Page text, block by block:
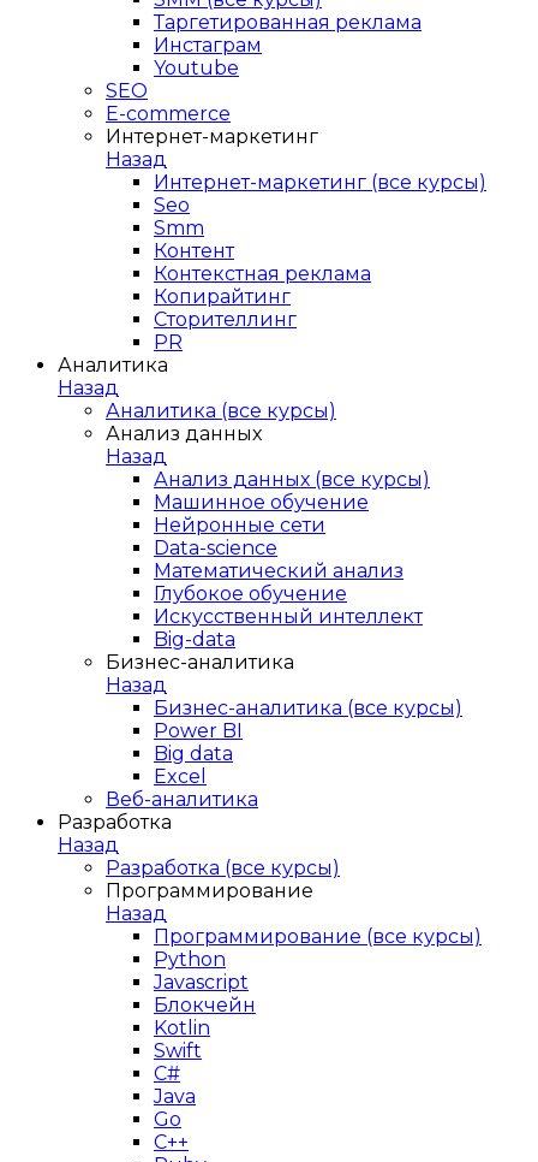
Таргетированная реклама
Инстаграм
Youtube
SEO
E-сommerce
Интернет-маркетинг
Назад
Интернет-маркетинг (все курсы)
Seo
Smm
Контент
Контекстная реклама
Копирайтинг
Сторителлинг
PR
Аналитика
Назад
Аналитика (все курсы)
Анализ данных
Назад
Анализ данных (все курсы)
Машинное обучение
Нейронные сети
Data-science
Математический анализ
Глубокое обучение
Искусственный интеллект
Big-data
Бизнес-аналитика
Назад
Бизнес-аналитика (все курсы)
Power BI
Big data
Excel
Веб-аналитика
Разработка
Назад
Разработка (все курсы)
Программирование
Назад
Программирование (все курсы)
Python
Javascript
Блокчейн
Kotlin
Swift
C#
Java
Go
C++